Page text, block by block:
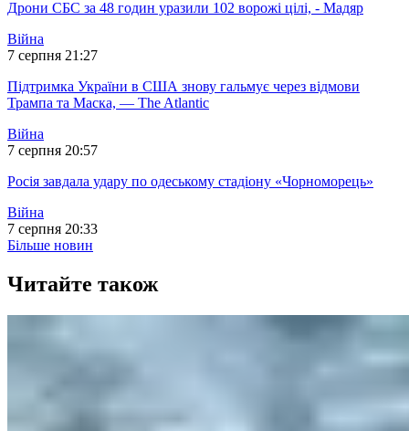
Дрони СБС за 48 годин уразили 102 ворожі цілі, - Мадяр
Війна
7 серпня 21:27
Підтримка України в США знову гальмує через відмови
Трампа та Маска, — The Atlantic
Війна
7 серпня 20:57
Росія завдала удару по одеському стадіону «Чорноморець»
Війна
7 серпня 20:33
Більше новин
Читайте також